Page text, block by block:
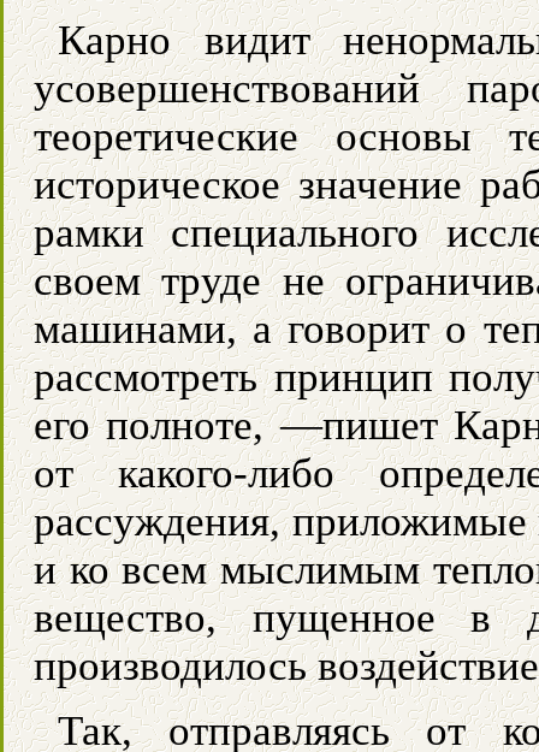
Карно видит
усовершенствований
теоретические основы
историческое значение
рамки специального
своем труде не
машинами, а говорит о
рассмотреть принцип
его полноте, —пишет
от какого-либо
рассуждения,
и ко всем мыслимым
вещество, пущенное
производилось
Так, отправляясь от